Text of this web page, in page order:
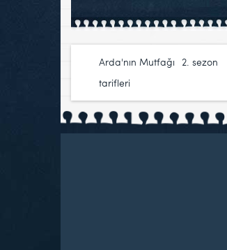
Arda'nın Mutfağı 2. sezon
tarifleri